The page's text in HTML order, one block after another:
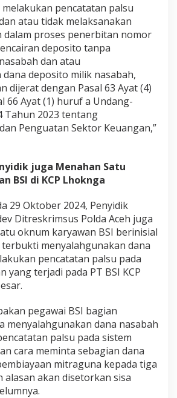
melakukan pencatatan palsu
atau tidak melaksanakan
dalam proses penerbitan nomor
deposito tanpa
dan atau
deposito milik nasabah,
dijerat dengan Pasal 63 Ayat (4)
66 Ayat (1) huruf a Undang-
Tahun 2023 tentang
Penguatan Sektor Keuangan,”
juga Menahan Satu
BSI di KCP Lhoknga
29 Oktober 2024, Penyidik
Ditreskrimsus Polda Aceh juga
oknum karyawan BSI berinisial
terbukti menyalahgunakan dana
pencatatan palsu pada
yang terjadi pada PT BSI KCP
pegawai BSI bagian
menyalahgunakan dana nasabah
palsu pada sistem
cara meminta sebagian dana
mitraguna kepada tiga
alasan akan disetorkan sisa